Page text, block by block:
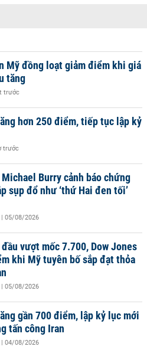
Mỹ đồng loạt giảm điểm khi giá
tăng
trước
hơn 250 điểm, tiếp tục lập kỷ
trước
Burry cảnh báo chứng
sụp đổ như ‘thứ Hai đen tối’
| 05/08/2026
vượt mốc 7.700, Dow Jones
khi Mỹ tuyên bố sắp đạt thỏa
| 05/08/2026
gần 700 điểm, lập kỷ lục mới
tấn công Iran
| 04/08/2026